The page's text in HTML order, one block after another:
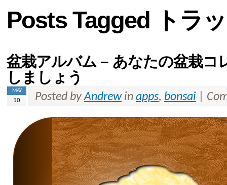
Posts Tagged トラ
盆栽アルバム – あなたの盆栽コ
しましょう
MAY
10 Posted byAndrewin apps, bonsai